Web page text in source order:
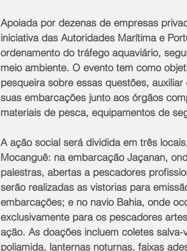
Apoiada por dezenas de empresas
iniciativa das Autoridades Marítima e
ordenamento do tráfego aquaviário,
meio ambiente. O evento tem como
pesqueira sobre essas questões,
suas embarcações junto aos órgãos
materiais de pesca, equipamentos de
A ação social será dividida em três
Mocanguê: na embarcação Jaçanan,
palestras, abertas a pescadores
serão realizadas as vistorias para
embarcações; e no navio Bahia, onde
exclusivamente para os pescadores
ação. As doações incluem coletes
poliamida, lanternas noturnas, faixas